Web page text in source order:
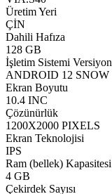
Üretim Yeri
ÇİN
Dahili Hafıza
128 GB
İşletim Sistemi
ANDROID 12 SNOW
Ekran Boyutu
10.4 INC
Çözünürlük
1200X2000 PIXELS
Ekran Teknolojisi
IPS
Ram (bellek) Kapasitesi
4 GB
Çekirdek Sayısı